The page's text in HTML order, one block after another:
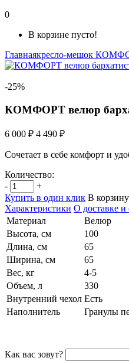
0
В корзине пусто!
Главнаякресло-мешок
-25%
КОМФОРТ велюр
6 000 ₽ 4 490 ₽
Сочетает в себе комфорт и
Количество:
-
+
Купить в один клик В корзину
Характеристики О доставке и
Материал
Велюр
Высота, см
100
Длина, см
65
Ширина, см
65
Вес, кг
4-5
Объем, л
330
Внутренний чехол Есть
Наполнитель
Гранулы
Как вас зовут?